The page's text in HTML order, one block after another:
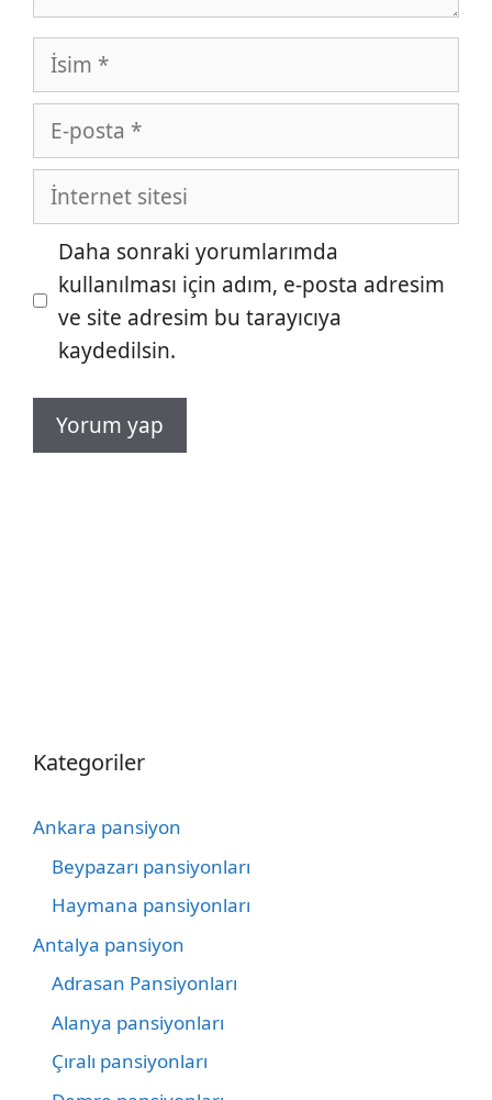
İsim
posta
İnternet
sitesi
Daha sonraki yorumlarımda
kullanılması için adım, e-posta adresim
ve site adresim bu tarayıcıya
kaydedilsin.
Kategoriler
Ankara pansiyon
Beypazarı pansiyonları
Haymana pansiyonları
Antalya pansiyon
Adrasan Pansiyonları
Alanya pansiyonları
Çıralı pansiyonları